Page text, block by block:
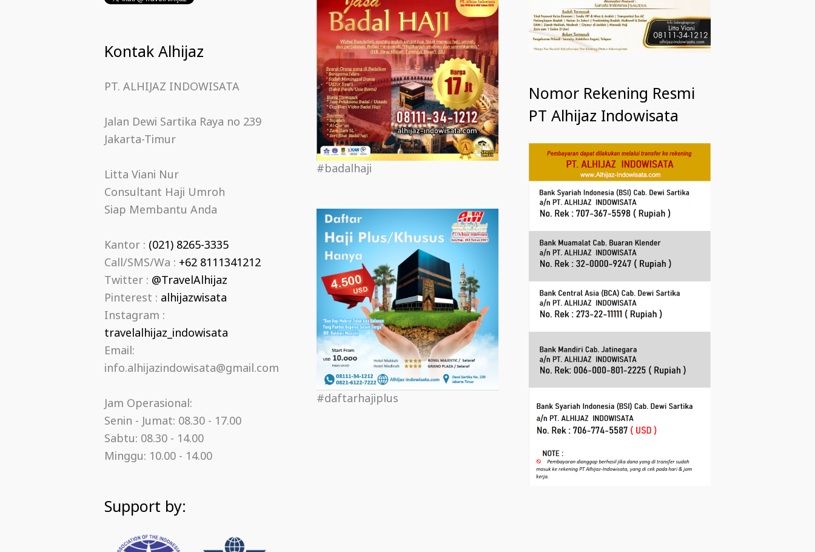
Kontak Alhijaz
PT. ALHIJAZ INDOWISATA
Jalan Dewi Sartika Raya no 239
Jakarta-Timur
Litta Viani Nur
Consultant Haji Umroh
Siap Membantu Anda
Kantor : (021) 8265-3335
Call/SMS/Wa : +62 8111341212
Twitter : @TravelAlhijaz
Pinterest : alhijazwisata
Instagram :
travelalhijaz_indowisata
Email:
info.alhijazindowisata@gmail.com
Jam Operasional:
Senin - Jumat: 08.30 - 17.00
Sabtu: 08.30 - 14.00
Minggu: 10.00 - 14.00
Support by:
#badalhaji
#daftarhajiplus
Nomor Rekening Resmi
PT Alhijaz Indowisata